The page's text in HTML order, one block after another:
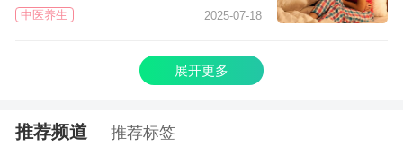
中医养生 2025-07-18
展开更多
推荐频道 推荐标签